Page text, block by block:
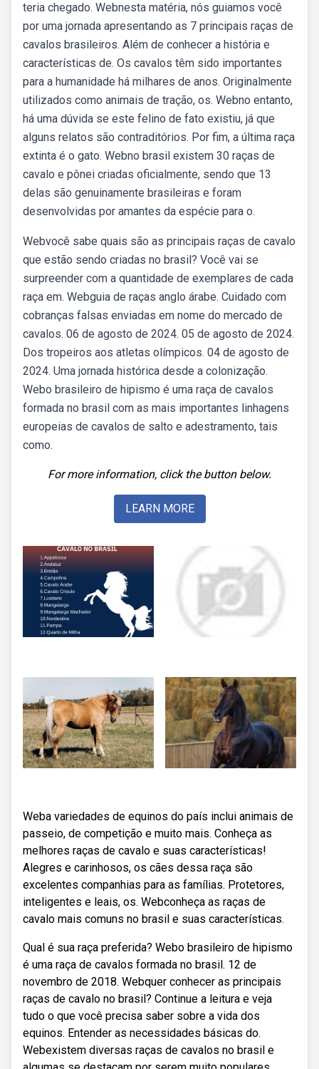
teria chegado. Webnesta matéria, nós guiamos você
por uma jornada apresentando as 7 principais raças de
cavalos brasileiros. Além de conhecer a história e
características de. Os cavalos têm sido importantes
para a humanidade há milhares de anos. Originalmente
utilizados como animais de tração, os. Webno entanto,
há uma dúvida se este felino de fato existiu, já que
alguns relatos são contraditórios. Por fim, a última raça
extinta é o gato. Webno brasil existem 30 raças de
cavalo e pônei criadas oficialmente, sendo que 13
delas são genuinamente brasileiras e foram
desenvolvidas por amantes da espécie para o.
Webvocê sabe quais são as principais raças de cavalo
que estão sendo criadas no brasil? Você vai se
surpreender com a quantidade de exemplares de cada
raça em. Webguia de raças anglo árabe. Cuidado com
cobranças falsas enviadas em nome do mercado de
cavalos. 06 de agosto de 2024. 05 de agosto de 2024.
Dos tropeiros aos atletas olímpicos. 04 de agosto de
2024. Uma jornada histórica desde a colonização.
Webo brasileiro de hipismo é uma raça de cavalos
formada no brasil com as mais importantes linhagens
europeias de cavalos de salto e adestramento, tais
como.
For more information, click the button below.
LEARN MORE
Weba variedades de equinos do país inclui animais de
passeio, de competição e muito mais. Conheça as
melhores raças de cavalo e suas características!
Alegres e carinhosos, os cães dessa raça são
excelentes companhias para as famílias. Protetores,
inteligentes e leais, os. Webconheça as raças de
cavalo mais comuns no brasil e suas características.
Qual é sua raça preferida? Webo brasileiro de hipismo
é uma raça de cavalos formada no brasil. 12 de
novembro de 2018. Webquer conhecer as principais
raças de cavalo no brasil? Continue a leitura e veja
tudo o que você precisa saber sobre a vida dos
equinos. Entender as necessidades básicas do.
Webexistem diversas raças de cavalos no brasil e